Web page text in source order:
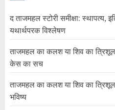
द ताजमहल स्टोरी समीक्षा:
यथार्थपरक विश्लेषण
ताजमहल का कलश या शिव का
केस का सच
ताजमहल का कलश या शिव का
भविष्य